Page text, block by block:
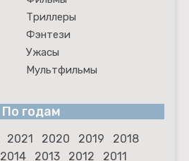
Триллеры
Фэнтези
Ужасы
Мультфильмы
По годам
2021 2020 2019
2018
2014 2013 2012
2011